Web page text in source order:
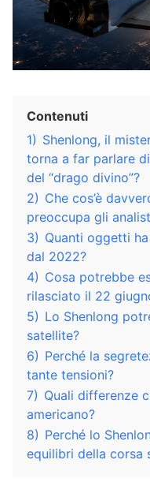
Contenuti
1) Shenlong, il
torna a far parlare
del “drago divino”?
2) Che cos’è
preoccupa gli
3) Quanti oggetti
dal 2022?
4) Cosa potrebbe
rilasciato il 22
5) Lo Shenlong
satellite?
6) Perché la
tante tensioni?
7) Quali differenze
americano?
8) Perché lo
equilibri della corsa